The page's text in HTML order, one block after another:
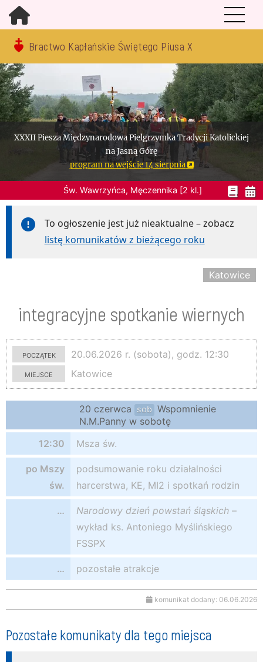
Bractwo Kapłańskie Świętego Piusa X
XXXII Piesza Międzynarodowa Pielgrzymka Tradycji Katolickiej
na Jasną Górę
program na wejście 14 sierpnia
Św. Wawrzyńca, Męczennika [2 kl.]
To ogłoszenie jest już nieaktualne – zobacz
listę komunikatów z bieżącego roku
Katowice
integracyjne spotkanie wiernych
początek
20.06.2026 r. (sobota), godz. 12:30
miejsce
Katowice
20 czerwca sob Wspomnienie
N.M.Panny w sobotę
12:30
Msza św.
po Mszy
św.
podsumowanie roku działalności
harcerstwa, KE, MI2 i spotkań rodzin
… Narodowy dzień powstań śląskich –
wykład ks. Antoniego Myślińskiego
FSSPX
… pozostałe atrakcje
komunikat dodany: 06.06.2026
Pozostałe komunikaty dla tego miejsca